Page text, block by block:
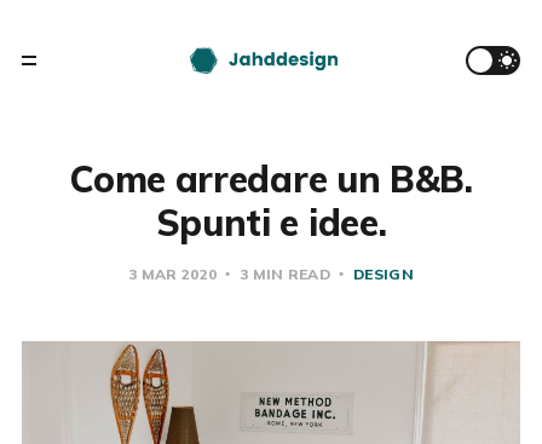
Come arredare un B&B.
Spunti e idee.
3 MAR 2020 3 MIN READ DESIGN